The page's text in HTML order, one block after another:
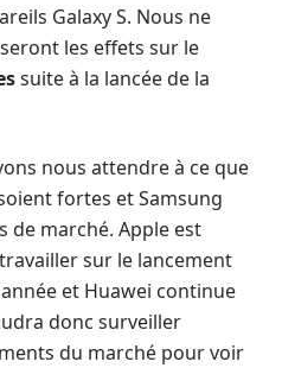
Galaxy S. Nous ne
les effets sur le
suite à la lancée de la
nous attendre à ce que
fortes et Samsung
de marché. Apple est
sur le lancement
et Huawei continue
donc surveiller
du marché pour voir